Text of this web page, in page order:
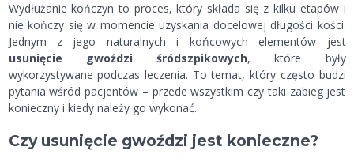
Wydłużanie kończyn to proces, który składa się z kilku etapów i
nie kończy się w momencie uzyskania docelowej długości kości.
Jednym z jego naturalnych i końcowych elementów jest
usunięcie gwoździ śródszpikowych, które były
wykorzystywane podczas leczenia. To temat, który często budzi
pytania wśród pacjentów – przede wszystkim czy taki zabieg jest
konieczny i kiedy należy go wykonać.
Czy usunięcie gwoździ jest konieczne?